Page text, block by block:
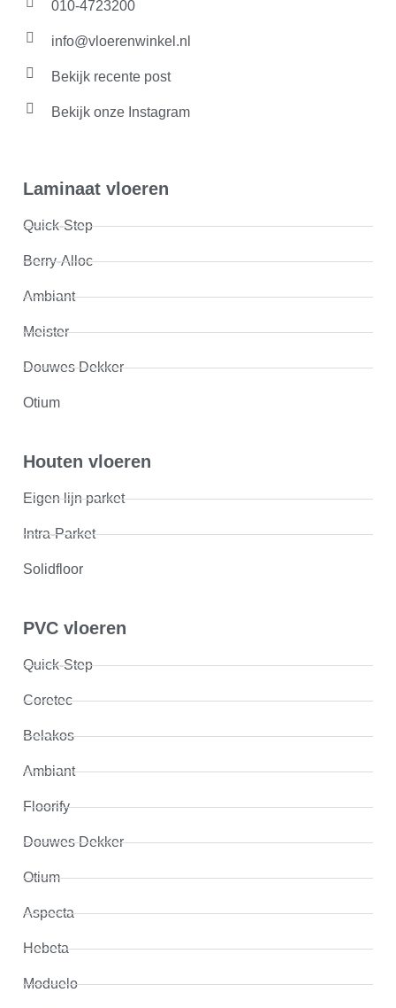
010-4723200
info@vloerenwinkel.nl
Bekijk recente post
Bekijk onze Instagram
Laminaat vloeren
Quick-Step
Berry-Alloc
Ambiant
Meister
Douwes Dekker
Otium
Houten vloeren
Eigen lijn parket
Intra-Parket
Solidfloor
PVC vloeren
Quick-Step
Coretec
Belakos
Ambiant
Floorify
Douwes Dekker
Otium
Aspecta
Hebeta
Moduelo